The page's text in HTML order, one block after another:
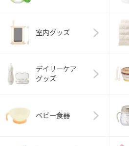
室内グッズ
デイリーケア
グッズ
ベビー食器